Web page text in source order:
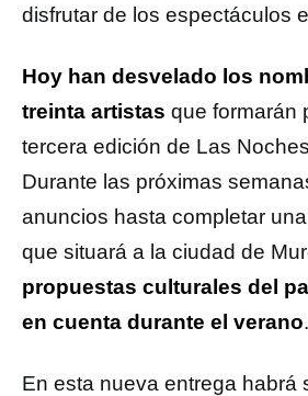
disfrutar de los espectáculos
Hoy han desvelado los
treinta artistas que formarán
tercera edición de Las
Durante las próximas
anuncios hasta completar
que situará a la ciudad de
propuestas culturales del
en cuenta durante el verano.
En esta nueva entrega habrá